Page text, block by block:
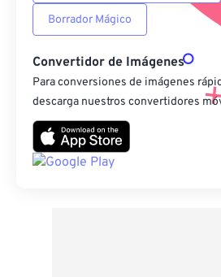
Borrador Mágico
Convertidor de Imágenes
Para conversiones de imágenes
descarga nuestros convertidores